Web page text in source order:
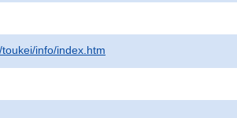
info/index.htm